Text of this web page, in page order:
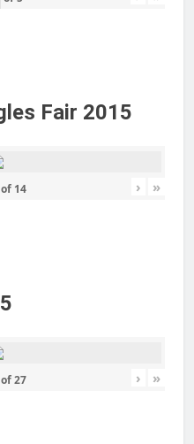
Fair 2015
of 14 › »
of27 › »